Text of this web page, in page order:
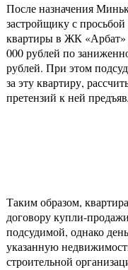
После назначения
застройщику с
квартиры в ЖК «Арбат»
000 рублей по
рублей. При этом
за эту квартиру,
претензий к ней
Таким образом,
договору купли-
подсудимой, однако
указанную
строительной